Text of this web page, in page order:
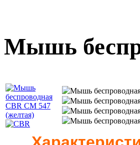
Мышь